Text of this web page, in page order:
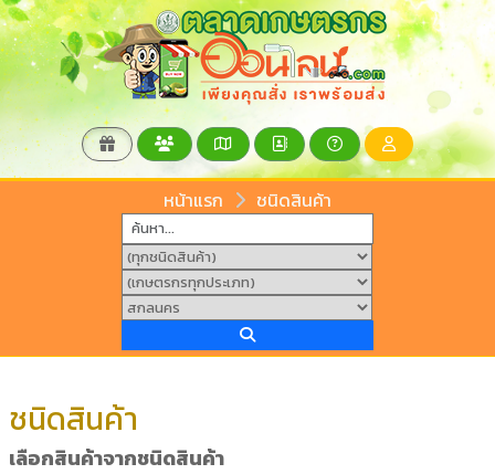
หน้าแรก ชนิดสินค้า
ชนิดสินค้า
เลือกสินค้าจากชนิดสินค้า